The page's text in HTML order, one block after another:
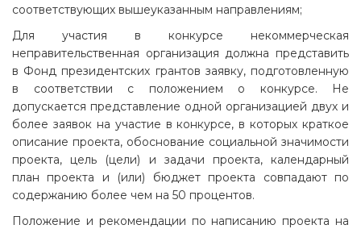
соответствующих вышеуказанным направлениям;
Для участия в конкурсе некоммерческая
неправительственная организация должна представить
в Фонд президентских грантов заявку, подготовленную
в соответствии с положением о конкурсе. Не
допускается представление одной организацией двух и
более заявок на участие в конкурсе, в которых краткое
описание проекта, обоснование социальной значимости
проекта, цель (цели) и задачи проекта, календарный
план проекта и (или) бюджет проекта совпадают по
содержанию более чем на 50 процентов.
Положение и рекомендации по написанию проекта на